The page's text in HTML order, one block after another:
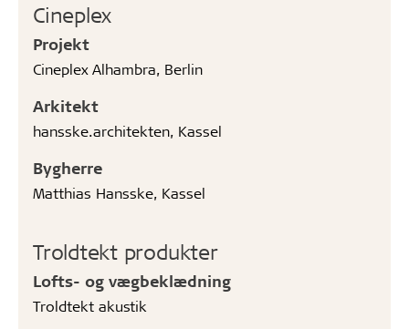
Cineplex
Projekt
Cineplex Alhambra, Berlin
Arkitekt
hansske.architekten, Kassel
Bygherre
Matthias Hansske, Kassel
Troldtekt produkter
Lofts- og vægbeklædning
Troldtekt akustik